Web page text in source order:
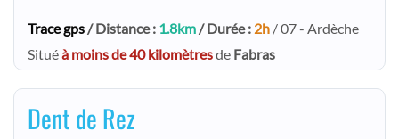
Trace gps/ Distance : 1.8km/ Durée : 2h / 07 - Ardèche
Situéà moins de 40 kilomètresde Fabras
Dent de Rez